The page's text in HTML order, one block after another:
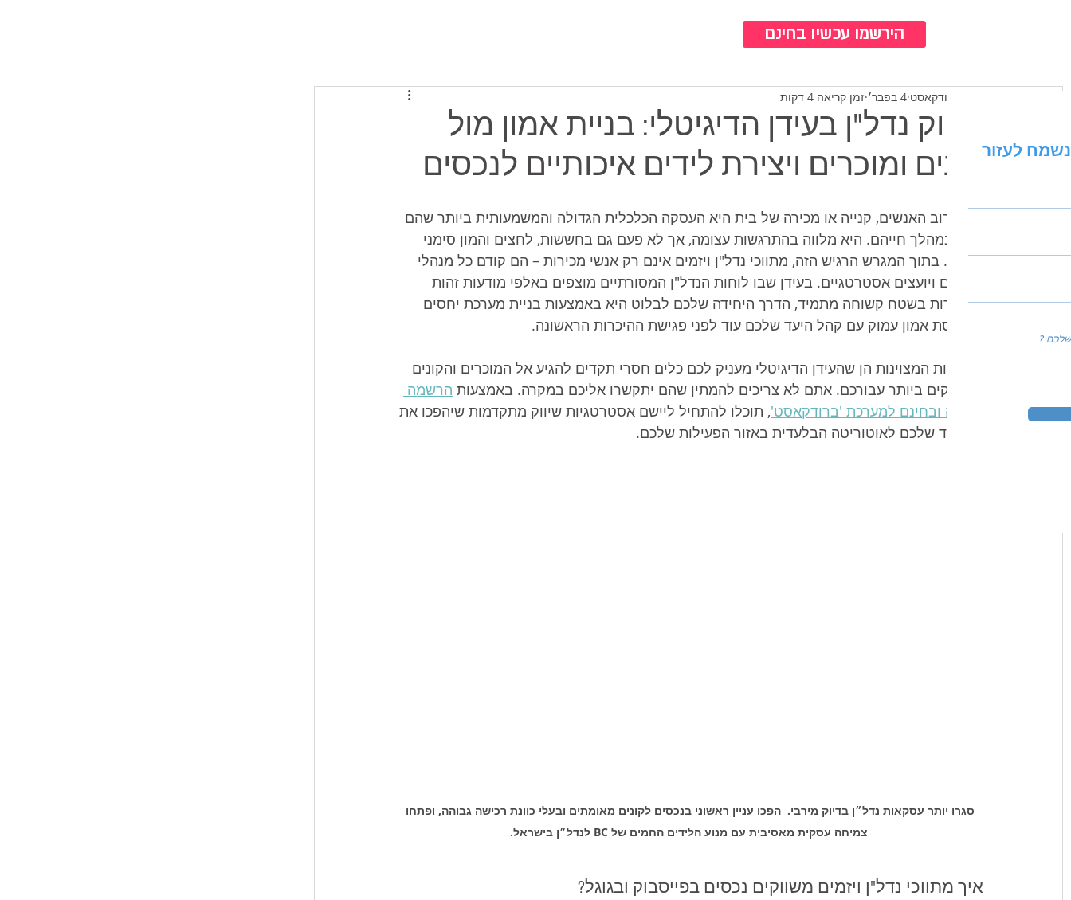
הירשמו עכשיו בחינם
שיווק נדל"ן בעידן הדיגיטלי: בניית אמון מול
קונים ומוכרים ויצירת לידים איכותיים לנכסים
צוות ברודקאסט 4 בפבר׳ זמן קריאה 4 דקות
עבור רוב האנשים, קנייה או מכירה של בית היא העסקה הכלכלית הגדולה והמשמעותית ביותר שהם
יעשו במהלך חייהם. היא מלווה בהתרגשות עצומה, אך לא פעם גם בחששות, לחצים והמון סימני
שאלה. בתוך המגרש הרגיש הזה, מתווכי נדל"ן ויזמים אינם רק אנשי מכירות – הם קודם כל מנהלי
סיכונים ויועצים אסטרטגיים. בעידן שבו לוחות הנדל"ן המסורתיים מוצפים באלפי מודעות זהות
והתחרות בשטח קשוחה מתמיד, הדרך היחידה שלכם לבלוט היא באמצעות בניית מערכת יחסים
מבוססת אמון עמוק עם קהל היעד שלכם עוד לפני פגישת ההיכרות הראשונה.
החדשות המצוינות הן שהעידן הדיגיטלי מעניק לכם כלים חסרי תקדים להגיע אל המוכרים והקונים
המדויקים ביותר עבורכם. אתם לא צריכים להמתין שהם יתקשרו אליכם במקרה. באמצעות הרשמה
מהירה ובחינם למערכת 'ברודקאסט', תוכלו להתחיל ליישם אסטרטגיות שיווק מתקדמות שיהפכו את
המשרד שלכם לאוטוריטה הבלעדית באזור הפעילות שלכם.
סגרו יותר עסקאות נדל״ן בדיוק מירבי.  הפכו עניין ראשוני בנכסים לקונים מאומתים ובעלי כוונת רכישה גבוהה, ופתחו
צמיחה עסקית מאסיבית עם מנוע הלידים החמים של BC לנדל״ן בישראל.
איך מתווכי נדל"ן ויזמים משווקים נכסים בפייסבוק ובגוגל?
לעזור